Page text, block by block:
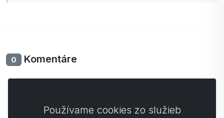
0 Komentáre
Používame cookies zo služieb